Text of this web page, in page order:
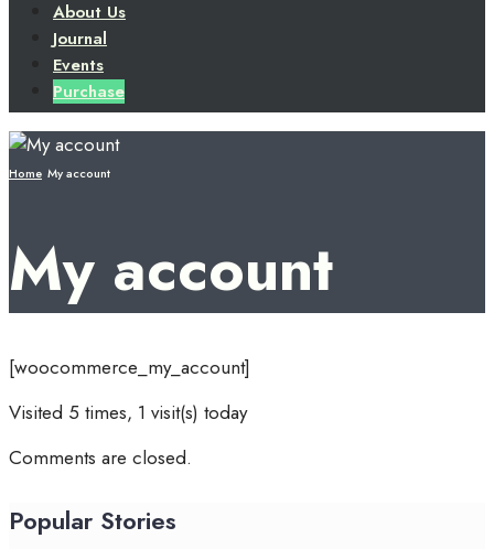
About Us
Journal
Events
Purchase
Home My account
My account
[woocommerce_my_account]
Visited 5 times, 1 visit(s) today
Comments are closed.
Popular Stories